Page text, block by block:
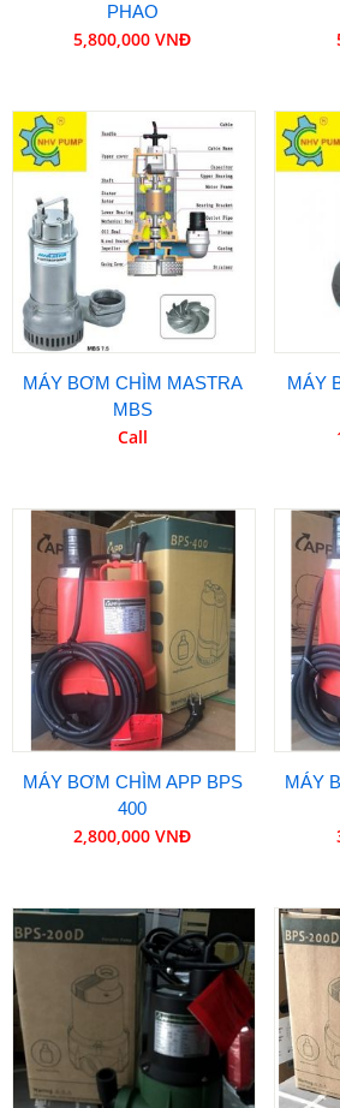
PHAO
5,800,000 VNĐ
MÁY BƠM CHÌM MASTRA
MBS
Call
MÁY
MÁY BƠM CHÌM APP BPS
400
2,800,000 VNĐ
MÁY